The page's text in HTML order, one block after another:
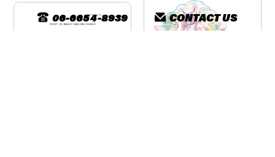
06-6654-8939 CONTACT US